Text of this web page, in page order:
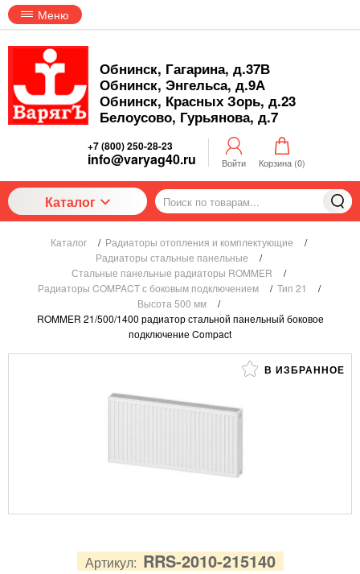
Меню
Обнинск, Гагарина, д.37В
Обнинск, Энгельса, д.9А
Обнинск, Красных Зорь, д.23
Белоусово, Гурьянова, д.7
+7 (800) 250-28-23
info@varyag40.ru Войти Корзина (0)
Каталог
Каталог / Радиаторы отопления и комплектующие
/
Радиаторы стальные панельные
/
Стальные панельные радиаторы ROMMER
/
Радиаторы COMPACT с боковым подключением
/ Тип 21
/
Высота 500 мм
/
ROMMER 21/500/1400 радиатор стальной панельный боковое
подключение Compact
В ИЗБРАННОЕ
Артикул: RRS-2010-215140